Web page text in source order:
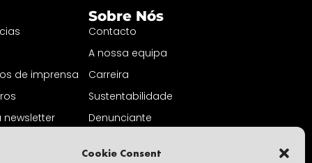
Cookie Consent
de imprensa
newsletter
Sobre Nós
Contacto
A nossa equipa
Carreira
Sustentabilidade
Denunciante
Parte de